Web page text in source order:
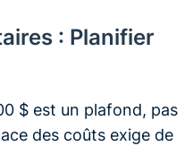
: Planifier
$ est un plafond, pas
des coûts exige de